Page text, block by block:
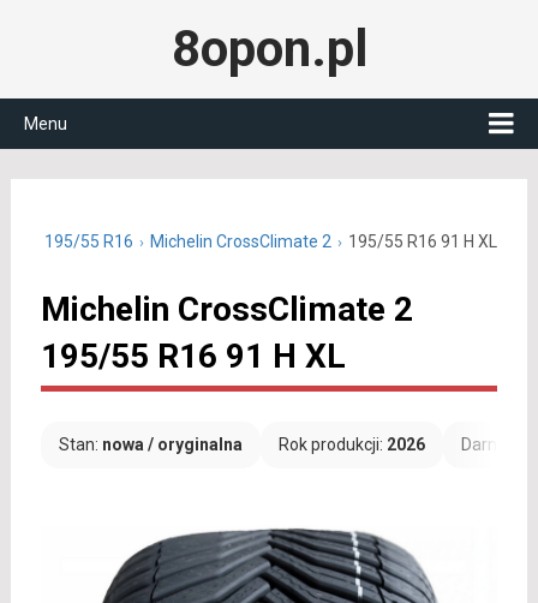
8opon.pl
Menu
195/55 R16 Michelin CrossClimate 2 195/55 R16 91 H XL
Michelin CrossClimate 2
195/55 R16 91 H XL
Stan: nowa / oryginalna Rok produkcji: 2026